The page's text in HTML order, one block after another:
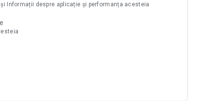
Informații despre aplicație și performanța acesteia